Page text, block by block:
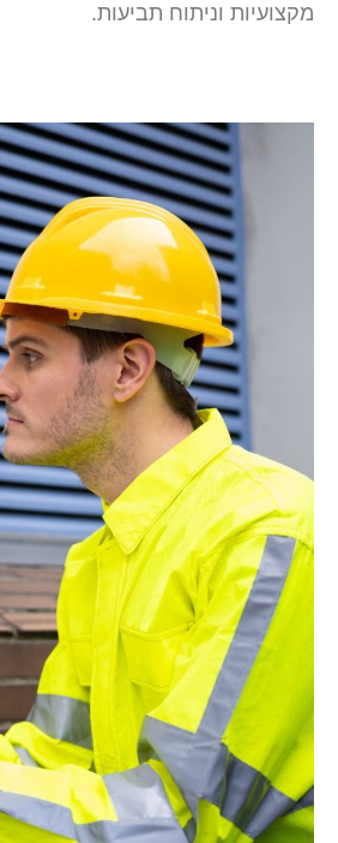
מקצועיות וניתוח תביעות.